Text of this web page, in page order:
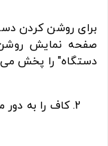
برای روشن کردن
صفحه نمایش
دستگاه" را پخش
کاف را به